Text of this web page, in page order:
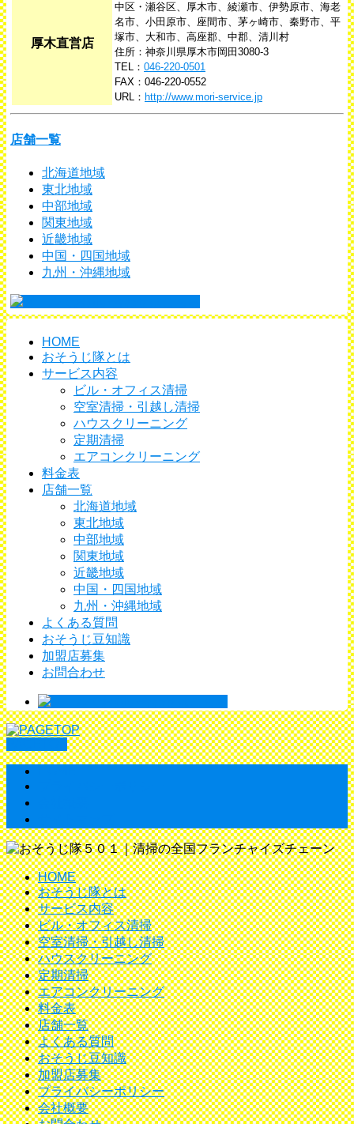
厚木直営店
中区・瀬谷区、厚木市、綾瀬市、伊勢原市、海老
名市、小田原市、座間市、茅ヶ崎市、秦野市、平
塚市、大和市、高座郡、中郡、清川村
住所：神奈川県厚木市岡田3080-3
TEL： 046-220-0501
FAX：046-220-0552
URL： http://www.mori-service.jp
店舗一覧
北海道地域
東北地域
中部地域
関東地域
近畿地域
中国・四国地域
九州・沖縄地域
HOME
おそうじ隊とは
サービス内容
ビル・オフィス清掃
空室清掃・引越し清掃
ハウスクリーニング
定期清掃
エアコンクリーニング
料金表
店舗一覧
北海道地域
東北地域
中部地域
関東地域
近畿地域
中国・四国地域
九州・沖縄地域
よくある質問
おそうじ豆知識
加盟店募集
お問合わせ
HOME
おそうじ隊とは
サービス内容
ビル・オフィス清掃
空室清掃・引越し清掃
ハウスクリーニング
定期清掃
エアコンクリーニング
料金表
店舗一覧
よくある質問
おそうじ豆知識
加盟店募集
プライバシーポリシー
会社概要